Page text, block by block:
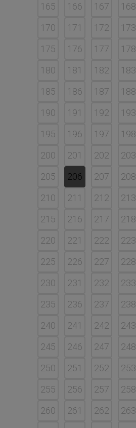
165
166 167 168
170
171 172 173
175
176 177 178
180
181 182 183
185
186 187 188
190
191 192 193
195
196 197 198
200
201 202 203
205
206 207 208
210
211 212 213
215
216 217 218
220
221 222 223
225
226 227 228
230
231 232 233
235
236 237 238
240
241 242 243
245
246 247 248
250
251 252 253
255
256 257 258
260
261 262 263